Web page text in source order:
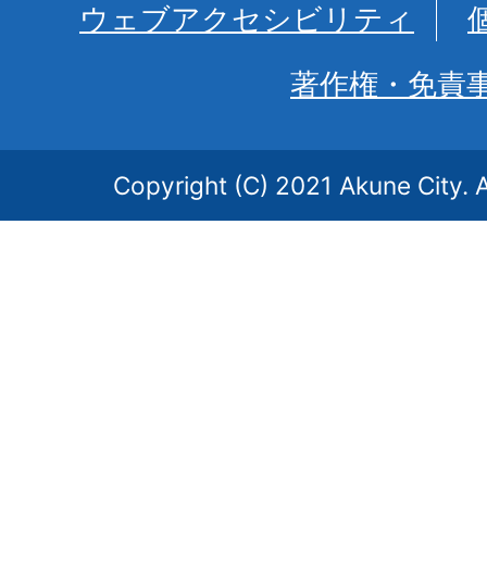
ウェブアクセシビリティ
著作権・免責
Copyright (C) 2021 Akune City.